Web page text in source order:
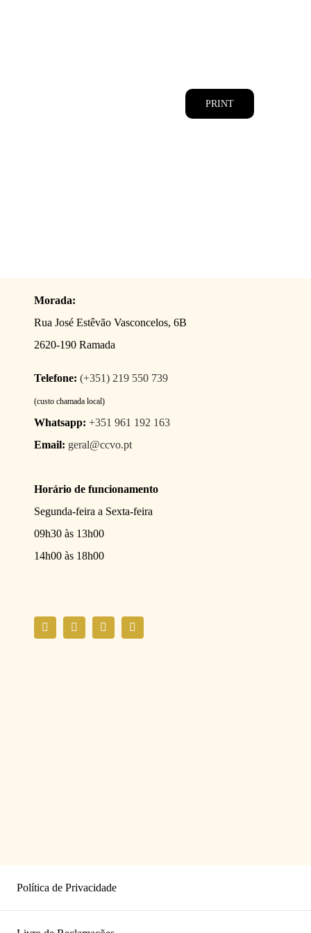
PRINT
Política de Privacidade
Morada:
Rua José Estêvão Vasconcelos, 6B
2620-190 Ramada
Telefone: (+351) 219 550 739
(custo chamada local)
Whatsapp: +351 961 192 163
Email: geral@ccvo.pt
Horário de funcionamento
Segunda-feira a Sexta-feira
09h30 às 13h00
14h00 às 18h00